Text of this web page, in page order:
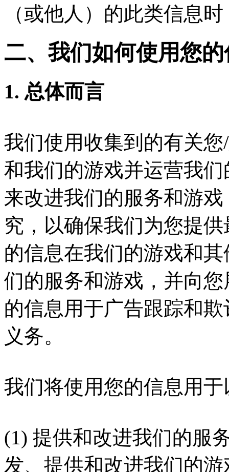
（或他人）的此类信息
二、我们如何使用您
1. 总体而言
我们使用收集到的有关
和我们的游戏并运营我
来改进我们的服务和游
究，以确保我们为您提
的信息在我们的游戏和
们的服务和游戏，并向
的信息用于广告跟踪和
义务。
我们将使用您的信息用
(1) 提供和改进我们的服
发、提供和改进我们的